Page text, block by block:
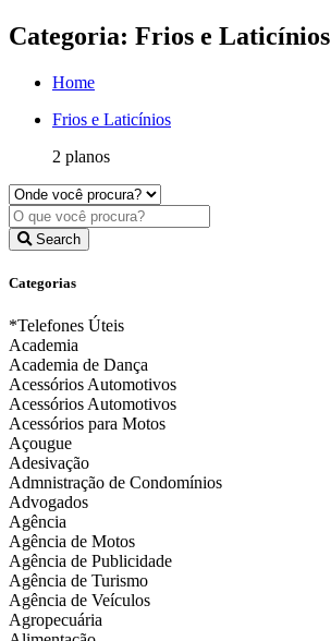
Categoria: Frios e Laticínios
Home
Frios e Laticínios
2 planos
Search
Categorias
*Telefones Úteis
Academia
Academia de Dança
Acessórios Automotivos
Acessórios Automotivos
Acessórios para Motos
Açougue
Adesivação
Admnistração de Condomínios
Advogados
Agência
Agência de Motos
Agência de Publicidade
Agência de Turismo
Agência de Veículos
Agropecuária